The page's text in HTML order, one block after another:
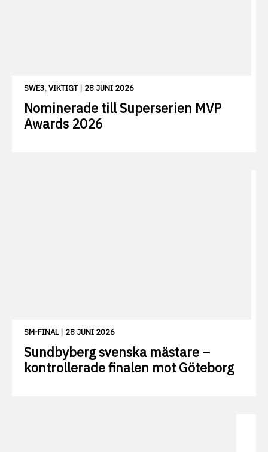
SWE3,VIKTIGT| 28 JUNI 2026
Nominerade till Superserien MVP
Awards 2026
SM-FINAL| 28 JUNI 2026
Sundbyberg svenska mästare –
kontrollerade finalen mot Göteborg